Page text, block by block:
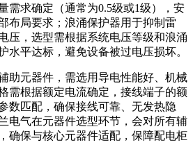
需求确定（通常为0.5级或1级），安
布局要求；浪涌保护器用于抑制雷
压，选型需根据系统电压等级和浪涌
水平达标，避免设备被过电压损坏。
助元器件，需选用导电性能好、机械
需根据额定电流确定，接线端子的额
数匹配，确保接线可靠、无发热隐
电气在元器件选型环节，会对所有辅
确保与核心元器件适配，保障配电柜